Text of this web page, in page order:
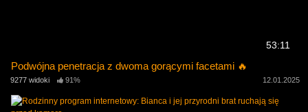
53:11
Podwójna penetracja z dwoma gorącymi facetami 🔥
9277 widoki 91% 12.01.2025